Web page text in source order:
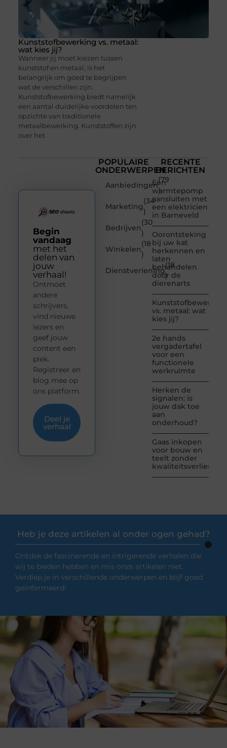
Kunststofbewerking vs. metaal:
wat kies jij?
Wanneer jij moet kiezen tussen
kunststof en metaal, is het
belangrijk om goed te begrijpen
wat de verschillen zijn.
Kunststofbewerking biedt namelijk
een aantal duidelijke voordelen ten
opzichte van traditionele
metaalbewerking. Kunststoffen zijn
over het
POPULAIRE
ONDERWERPEN
Aanbiedingen
(79
)
Marketing
(34
)
Bedrijven
(30
)
Winkelen
(18
)
Dienstverlening
(18
)
RECENTE
BERICHTEN
Een
warmtepomp
aansluiten met
een elektricien
in Barneveld
Oorontsteking
bij uw kat
herkennen en
laten
behandelen
door de
dierenarts
vs. metaal: wat
kies jij?
2e hands
vergadertafel
voor een
functionele
werkruimte
Herken de
signalen: is
jouw dak toe
aan
onderhoud?
Gaas inkopen
voor bouw en
teelt zonder
kwaliteitsverlies
Begin
vandaag
met het
delen van
jouw
verhaal!
Ontmoet
andere
schrijvers,
vind nieuwe
lezers en
geef jouw
content een
plek.
Registreer en
blog mee op
ons platform.
Deel je
verhaal
Heb je deze artikelen al onder ogen gehad?
Ontdek de fascinerende en intrigerende verhalen die
wij te bieden hebben en mis onze artikelen niet.
Verdiep je in verschillende onderwerpen en blijf goed
geïnformeerd!